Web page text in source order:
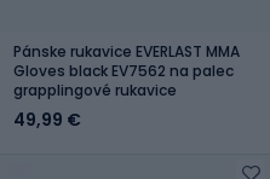
Pánske rukavice EVERLAST MMA
Gloves black EV7562 na palec
grapplingové rukavice
49,99 €